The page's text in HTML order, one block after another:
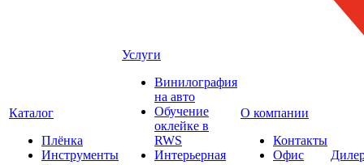
Каталог
Плёнка
Инструменты
Услуги
Винилография
на авто
Обучение
оклейке в
RWS
Интерьерная
О компании
Контакты
Офис